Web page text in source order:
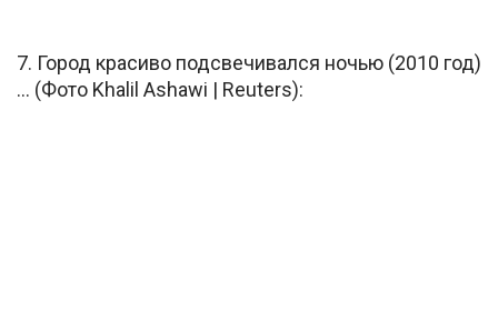
7. Город красиво подсвечивался ночью (2010 год)
… (Фото Khalil Ashawi | Reuters):